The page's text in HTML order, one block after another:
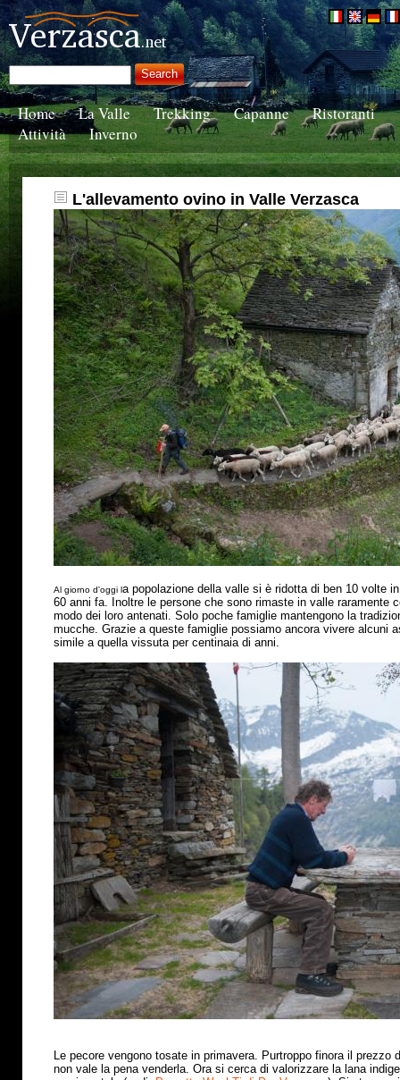
Home La Valle Trekking Capanne
Ristoranti
Attività
Inverno
L'allevamento ovino in Valle Verzasca
Al giorno d'oggi la popolazione della valle si è ridotta di ben 10 volte
60 anni fa. Inoltre le persone che sono rimaste in valle raramente
modo dei loro antenati. Solo poche famiglie mantengono la
mucche. Grazie a queste famiglie possiamo ancora vivere alcuni
simile a quella vissuta per centinaia di anni.
Le pecore vengono tosate in primavera. Purtroppo finora il prezzo
non vale la pena venderla. Ora si cerca di valorizzare la lana